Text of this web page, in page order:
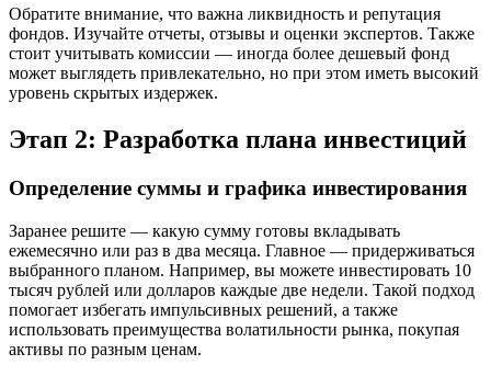
Обратите внимание, что важна ликвидность и репутация
фондов. Изучайте отчеты, отзывы и оценки экспертов. Также
стоит учитывать комиссии — иногда более дешевый фонд
может выглядеть привлекательно, но при этом иметь высокий
уровень скрытых издержек.
Этап 2: Разработка плана инвестиций
Определение суммы и графика инвестирования
Заранее решите — какую сумму готовы вкладывать
ежемесячно или раз в два месяца. Главное — придерживаться
выбранного планом. Например, вы можете инвестировать 10
тысяч рублей или долларов каждые две недели. Такой подход
помогает избегать импульсивных решений, а также
использовать преимущества волатильности рынка, покупая
активы по разным ценам.